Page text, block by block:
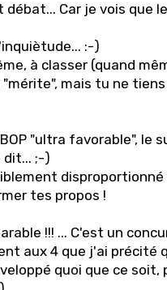
Car je vois que
:-)
à classer (quand
mais tu ne
"ultra favorable", le
dit... ;-)
disproportionné
tes propos !
!!! ... C'est un
aux 4 que j'ai précité
quoi que ce soit,